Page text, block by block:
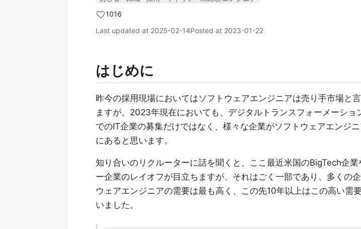
1016
Last updated at 2025-02-14Posted at 2023-01-22
はじめに
昨今の採用現場においてはソフトウェアエンジニアは売り手市場と
ますが、2023年現在においても、デジタルトランスフォーメーショ
でのIT企業の募集だけではなく、様々な企業がソフトウェアエンジ
にあると思います。
知り合いのリクルーターに話を聞くと、ここ最近米国のBigTech企
ー企業のレイオフが目立ちますが、それはごく一部であり、多くの
ウェアエンジニアの需要は最も高く、この先10年以上はこの高い需
いました。